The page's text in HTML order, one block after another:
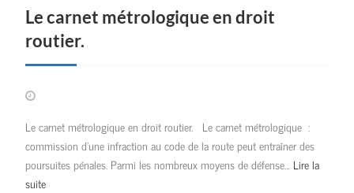
Le carnet métrologique en droit
routier.
Le carnet métrologique en droit routier. Le carnet métrologique :
commission d’une infraction au code de la route peut entraîner des
poursuites pénales. Parmi les nombreux moyens de défense… Lire la
suite